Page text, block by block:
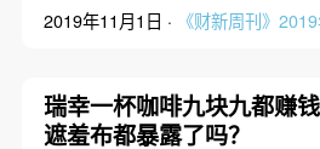
2019年11月1日 · 《财新周刊》
瑞幸一杯咖啡九块九都赚
遮羞布都暴露了吗？